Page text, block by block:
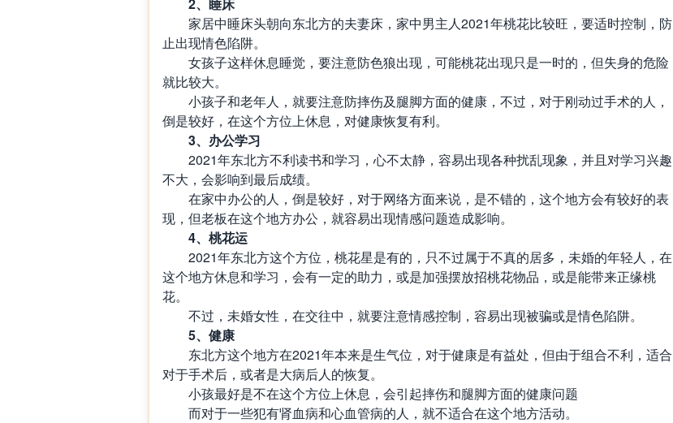
家居中睡床头朝向东北方的夫妻床，家中男主人2021年桃花比较旺，要适时控制，防
止出现情色陷阱。
女孩子这样休息睡觉，要注意防色狼出现，可能桃花出现只是一时的，但失身的危险
就比较大。
小孩子和老年人，就要注意防摔伤及腿脚方面的健康，不过，对于刚动过手术的人，
倒是较好，在这个方位上休息，对健康恢复有利。
3、办公学习
2021年东北方不利读书和学习，心不太静，容易出现各种扰乱现象，并且对学习兴趣
不大，会影响到最后成绩。
在家中办公的人，倒是较好，对于网络方面来说，是不错的，这个地方会有较好的表
现，但老板在这个地方办公，就容易出现情感问题造成影响。
4、桃花运
2021年东北方这个方位，桃花星是有的，只不过属于不真的居多，未婚的年轻人，在
这个地方休息和学习，会有一定的助力，或是加强摆放招桃花物品，或是能带来正缘桃
花。
不过，未婚女性，在交往中，就要注意情感控制，容易出现被骗或是情色陷阱。
5、健康
东北方这个地方在2021年本来是生气位，对于健康是有益处，但由于组合不利，适合
对于手术后，或者是大病后人的恢复。
小孩最好是不在这个方位上休息，会引起摔伤和腿脚方面的健康问题
而对于一些犯有肾血病和心血管病的人，就不适合在这个地方活动。